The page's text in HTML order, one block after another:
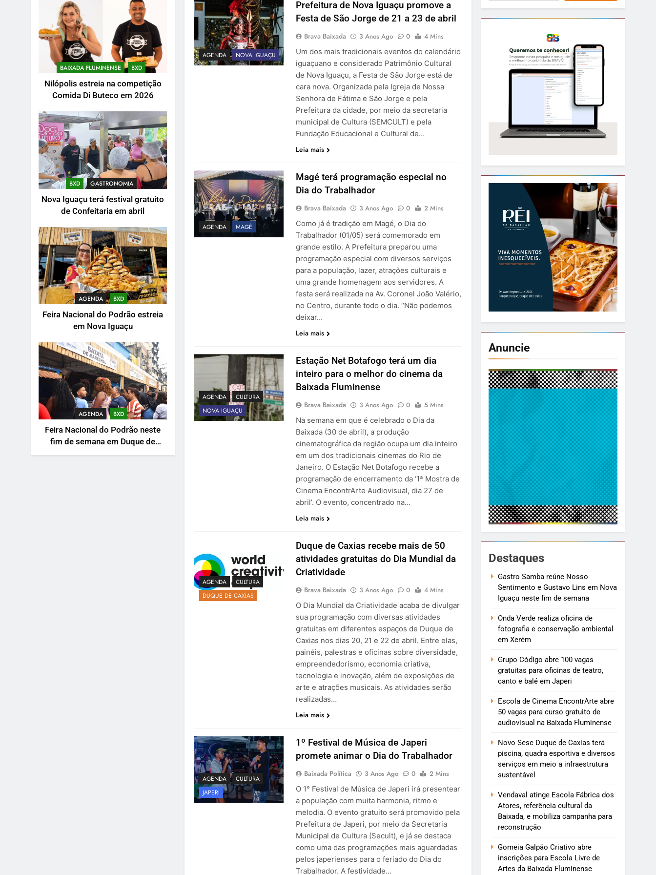
BAIXADA FLUMINENSE BXD
Nilópolis estreia na competição
Comida Di Buteco em 2026
BXD GASTRONOMIA
Nova Iguaçu terá festival gratuito
de Confeitaria em abril
AGENDA BXD
Feira Nacional do Podrão estreia
em Nova Iguaçu
AGENDA BXD
Feira Nacional do Podrão neste
fim de semana em Duque de
Caxias
AGENDA NOVA IGUAÇU
Prefeitura de Nova Iguaçu promove a
Festa de São Jorge de 21 a 23 de abril
Brava Baixada 3 Anos Ago 0
4 Mins
Um dos mais tradicionais eventos do calendário
iguaçuano e considerado Patrimônio Cultural
de Nova Iguaçu, a Festa de São Jorge está de
cara nova. Organizada pela Igreja de Nossa
Senhora de Fátima e São Jorge e pela
Prefeitura da cidade, por meio da secretaria
municipal de Cultura (SEMCULT) e pela
Fundação Educacional e Cultural de…
Leia mais
AGENDA MAGÉ
Magé terá programação especial no
Dia do Trabalhador
Brava Baixada 3 Anos Ago 0
2 Mins
Como já é tradição em Magé, o Dia do
Trabalhador (01/05) será comemorado em
grande estilo. A Prefeitura preparou uma
programação especial com diversos serviços
para a população, lazer, atrações culturais e
uma grande homenagem aos servidores. A
festa será realizada na Av. Coronel João Valério,
no Centro, durante todo o dia. “Não podemos
deixar…
Leia mais
AGENDA
CULTURA
NOVA IGUAÇU
Estação Net Botafogo terá um dia
inteiro para o melhor do cinema da
Baixada Fluminense
Brava Baixada 3 Anos Ago 0
5 Mins
Na semana em que é celebrado o Dia da
Baixada (30 de abril), a produção
cinematográfica da região ocupa um dia inteiro
em um dos tradicionais cinemas do Rio de
Janeiro. O Estação Net Botafogo recebe a
programação de encerramento da ‘1ª Mostra de
Cinema EncontrArte Audiovisual, dia 27 de
abril’. O evento, concentrado na…
Leia mais
AGENDA
CULTURA
DUQUE DE CAXIAS
Duque de Caxias recebe mais de 50
atividades gratuitas do Dia Mundial da
Criatividade
Brava Baixada 3 Anos Ago 0
4 Mins
O Dia Mundial da Criatividade acaba de divulgar
sua programação com diversas atividades
gratuitas em diferentes espaços de Duque de
Caxias nos dias 20, 21 e 22 de abril. Entre elas,
painéis, palestras e oficinas sobre diversidade,
empreendedorismo, economia criativa,
tecnologia e inovação, além de exposições de
arte e atrações musicais. As atividades serão
realizadas…
Leia mais
AGENDA
CULTURA
JAPERI
1º Festival de Música de Japeri
promete animar o Dia do Trabalhador
Baixada Política 3 Anos Ago 0
2 Mins
O 1° Festival de Música de Japeri irá presentear
a população com muita harmonia, ritmo e
melodia. O evento gratuito será promovido pela
Prefeitura de Japeri, por meio da Secretaria
Municipal de Cultura (Secult), e já se destaca
como uma das programações mais aguardadas
pelos japerienses para o feriado do Dia do
Trabalhador. A festividade…
Anuncie
Destaques
Gastro Samba reúne Nosso
Sentimento e Gustavo Lins em Nova
Iguaçu neste fim de semana
Onda Verde realiza oficina de
fotografia e conservação ambiental
em Xerém
Grupo Código abre 100 vagas
gratuitas para oficinas de teatro,
canto e balé em Japeri
Escola de Cinema EncontrArte abre
50 vagas para curso gratuito de
audiovisual na Baixada Fluminense
Novo Sesc Duque de Caxias terá
piscina, quadra esportiva e diversos
serviços em meio a infraestrutura
sustentável
Vendaval atinge Escola Fábrica dos
Atores, referência cultural da
Baixada, e mobiliza campanha para
reconstrução
Gomeia Galpão Criativo abre
inscrições para Escola Livre de
Artes da Baixada Fluminense